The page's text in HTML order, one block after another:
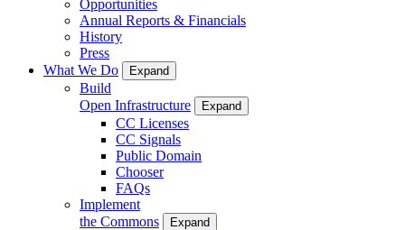
Opportunities
Annual Reports & Financials
History
Press
What We Do
Expand
Build
Open Infrastructure
Expand
CC Licenses
CC Signals
Public Domain
Chooser
FAQs
Implement
the Commons
Expand